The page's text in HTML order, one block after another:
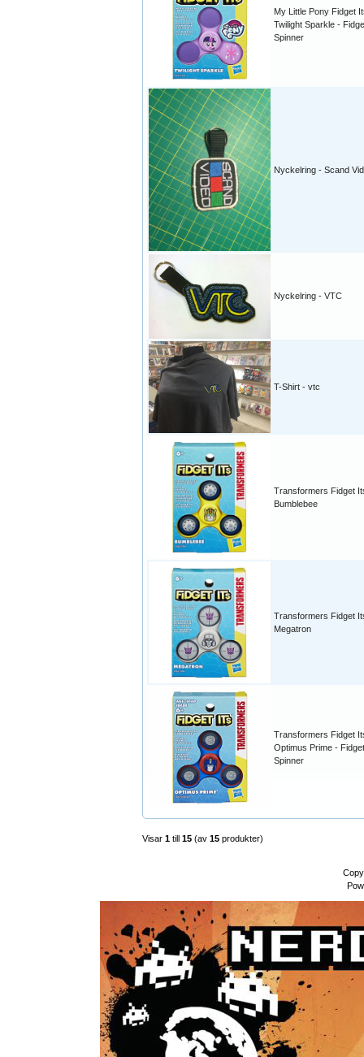
My Little Pony Fidget
Twilight Sparkle -
Spinner
Nyckelring - Scand
Nyckelring - VTC
T-Shirt - vtc
Transformers Fidget
Bumblebee
Transformers Fidget
Megatron
Transformers Fidget
Optimus Prime - Fidget
Spinner
Visar 1 till 15 (av 15 produkter)